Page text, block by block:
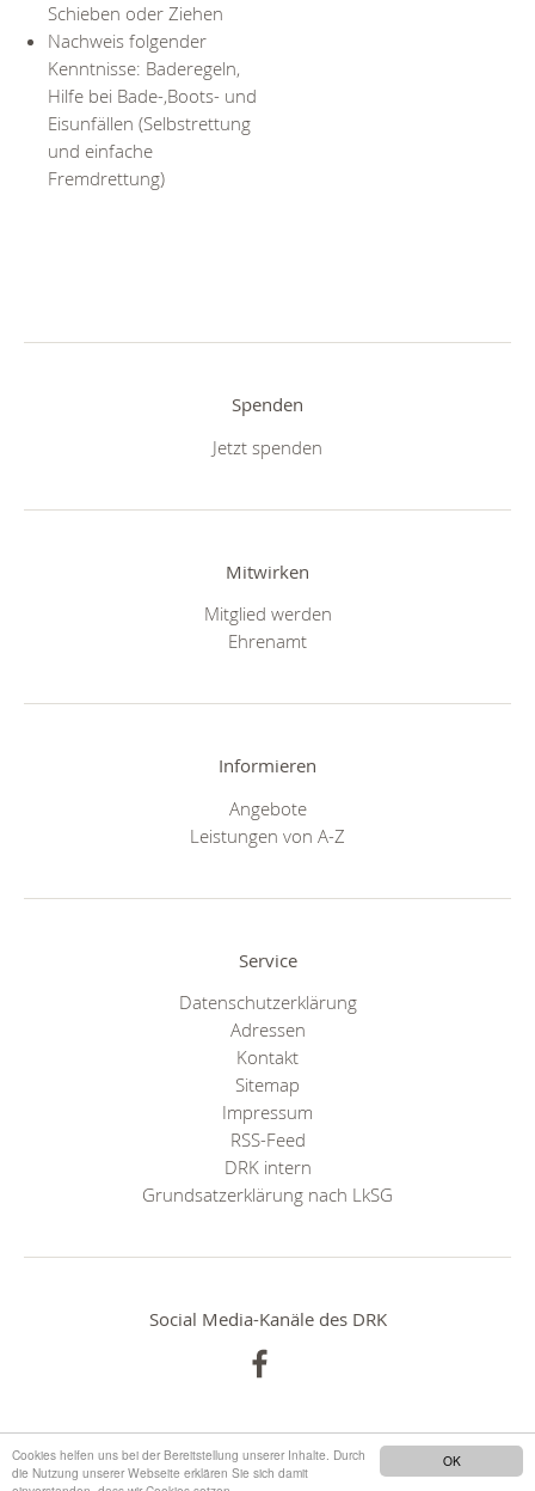
OK
Cookies helfen uns bei der Bereitstellung unserer Inhalte. Durch
die Nutzung unserer Webseite erklären Sie sich damit
Schieben oder Ziehen
Nachweis folgender
Kenntnisse: Baderegeln,
Hilfe bei Bade-,Boots- und
Eisunfällen (Selbstrettung
und einfache
Fremdrettung)
Spenden
Jetzt spenden
Mitwirken
Mitglied werden
Ehrenamt
Informieren
Angebote
Leistungen von A-Z
Service
Datenschutzerklärung
Adressen
Kontakt
Sitemap
Impressum
RSS-Feed
DRK intern
Grundsatzerklärung nach LkSG
Social Media-Kanäle des DRK